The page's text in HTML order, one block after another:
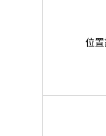
位